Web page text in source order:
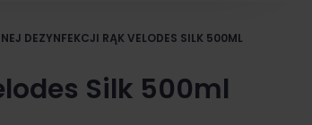
DEZYNFEKCJI RĄK VELODES SILK 500ML
Silk 500ml